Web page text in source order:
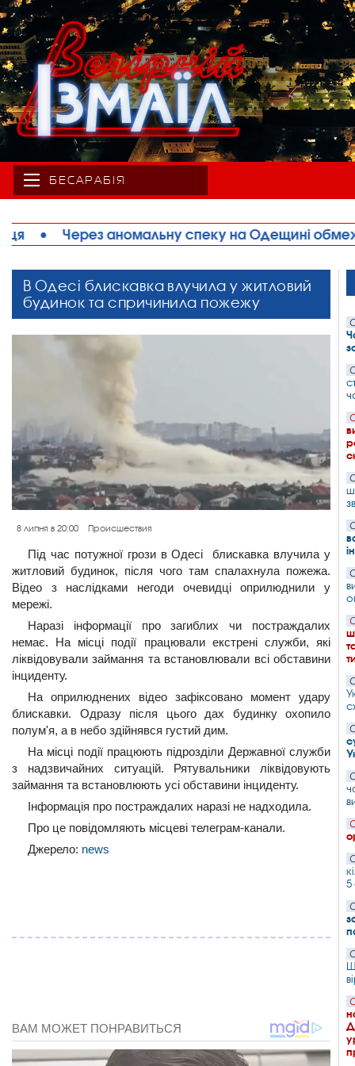
БЕСАРАБІЯ
на Одещині обмежують рух великовагового
В Одесі блискавка влучила у житловий
будинок та спричинила пожежу
8 липня в 20:00 Происшествия
Під час потужної грози в Одесі блискавка влучила у
житловий будинок, після чого там спалахнула пожежа.
Відео з наслідками негоди очевидці оприлюднили у
мережі.
Наразі інформації про загиблих чи постраждалих
немає. На місці події працювали екстрені служби, які
ліквідовували займання та встановлювали всі обставини
інциденту.
На оприлюднених відео зафіксовано момент удару
блискавки. Одразу після цього дах будинку охопило
полум'я, а в небо здійнявся густий дим.
На місці події працюють підрозділи Державної служби
з надзвичайних ситуацій. Рятувальники ліквідовують
займання та встановлюють усі обставини інциденту.
Інформація про постраждалих наразі не надходила.
Про це повідомляють місцеві телеграм-канали.
Джерело: news
5